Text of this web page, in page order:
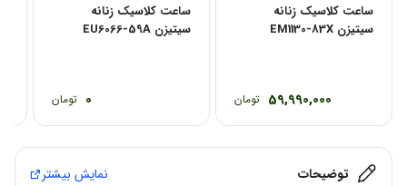
ساعت کلاسیک زنانه
سیتیزن EM1130-83X
59,990,000 تومان
ساعت کلاسیک زنانه
سیتیزن EU6066-59A
0 تومان
توضیحات نمایش بیشتر